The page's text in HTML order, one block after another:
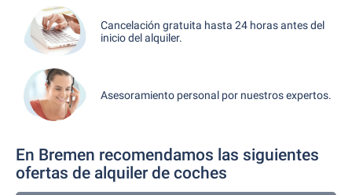
Cancelación gratuita hasta 24 horas antes del
inicio del alquiler.
Asesoramiento personal por nuestros expertos.
En Bremen recomendamos las siguientes
ofertas de alquiler de coches